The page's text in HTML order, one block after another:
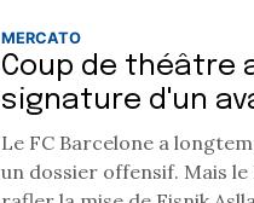
MERCATO
Coup de théâtre
signature d'un
Le FC Barcelone a
un dossier offensif. Mais